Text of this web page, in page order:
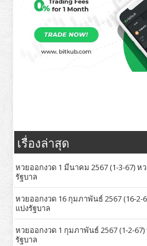
เรื่องล่าสุด
หวยออกงวด 1 มีนาคม 2567 (1-3-67)
รัฐบาล
หวยออกงวด 16 กุมภาพันธ์ 2567 (16-
แบ่งรัฐบาล
หวยออกงวด 1 กุมภาพันธ์ 2567 (1-2-
รัฐบาล